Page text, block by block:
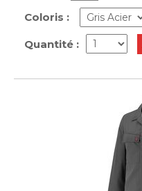
Coloris :
Quantité :